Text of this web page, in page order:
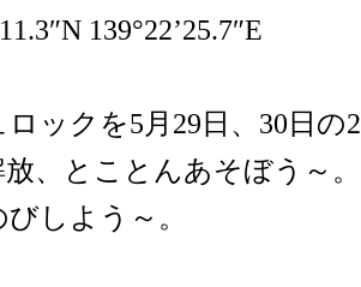
139°22’25.7″E
ロックを5月29日、30日
、とことんあそぼう～。
しよう～。